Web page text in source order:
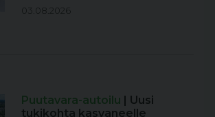
03.08.2026
Puutavara-autoilu | Uusi
tukikohta kasvaneelle